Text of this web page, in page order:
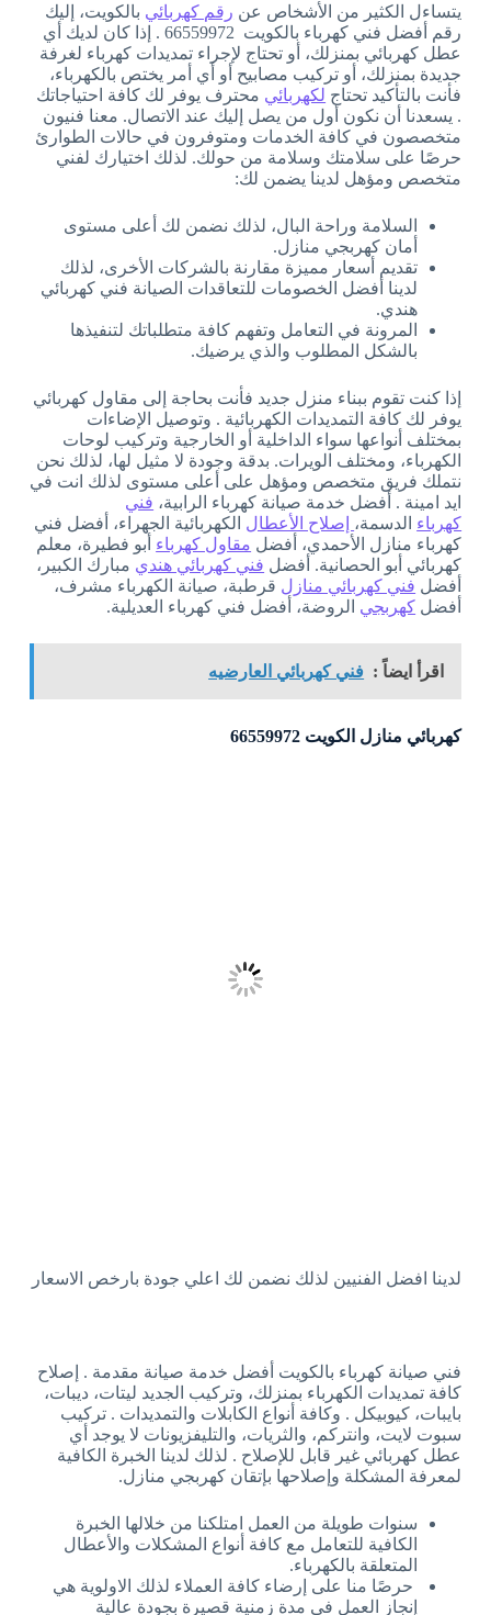
يتساءل الكثير من الأشخاص عن رقم كهربائي بالكويت، إليك
رقم أفضل فني كهرباء بالكويت 66559972 . إذا كان لديك أي
عطل كهربائي بمنزلك، أو تحتاج لإجراء تمديدات كهرباء لغرفة
جديدة بمنزلك، أو تركيب مصابيح أو أي أمر يختص بالكهرباء،
فأنت بالتأكيد تحتاج لكهربائي محترف يوفر لك كافة احتياجاتك
. يسعدنا أن نكون أول من يصل إليك عند الاتصال. معنا فنيون
متخصصون في كافة الخدمات ومتوفرون في حالات الطوارئ
حرصًا على سلامتك وسلامة من حولك. لذلك اختيارك لفني
متخصص ومؤهل لدينا يضمن لك:
السلامة وراحة البال، لذلك نضمن لك أعلى مستوى
أمان كهربجي منازل.
تقديم أسعار مميزة مقارنة بالشركات الأخرى، لذلك
لدينا أفضل الخصومات للتعاقدات الصيانة فني كهربائي
هندي.
المرونة في التعامل وتفهم كافة متطلباتك لتنفيذها
بالشكل المطلوب والذي يرضيك.
إذا كنت تقوم ببناء منزل جديد فأنت بحاجة إلى مقاول كهربائي
يوفر لك كافة التمديدات الكهربائية . وتوصيل الإضاءات
بمختلف أنواعها سواء الداخلية أو الخارجية وتركيب لوحات
الكهرباء، ومختلف الويرات. بدقة وجودة لا مثيل لها، لذلك نحن
نتملك فريق متخصص ومؤهل على أعلى مستوى لذلك انت في
ايد امينة . أفضل خدمة صيانة كهرباء الرابية، فني
كهرباء الدسمة، إصلاح الأعطال الكهربائية الجهراء، أفضل فني
كهرباء منازل الأحمدي، أفضل مقاول كهرباء أبو فطيرة، معلم
كهربائي أبو الحصانية. أفضل فني كهربائي هندي مبارك الكبير،
أفضل فني كهربائي منازل قرطبة، صيانة الكهرباء مشرف،
أفضل كهربجي الروضة، أفضل فني كهرباء العديلية.
اقرأ ايضاً : فني كهربائي العارضيه
كهربائي منازل الكويت 66559972
لدينا افضل الفنيين لذلك نضمن لك اعلي جودة بارخص الاسعار
فني صيانة كهرباء بالكويت أفضل خدمة صيانة مقدمة . إصلاح
كافة تمديدات الكهرباء بمنزلك، وتركيب الجديد ليتات، ديبات،
بايبات، كيوبيكل . وكافة أنواع الكابلات والتمديدات . تركيب
سبوت لايت، وانتركم، والثريات، والتليفزيونات لا يوجد أي
عطل كهربائي غير قابل للإصلاح . لذلك لدينا الخبرة الكافية
لمعرفة المشكلة وإصلاحها بإتقان كهربجي منازل.
سنوات طويلة من العمل امتلكنا من خلالها الخبرة
الكافية للتعامل مع كافة أنواع المشكلات والأعطال
المتعلقة بالكهرباء.
حرصًا منا على إرضاء كافة العملاء لذلك الاولوية هي
إنجاز العمل في مدة زمنية قصيرة بجودة عالية